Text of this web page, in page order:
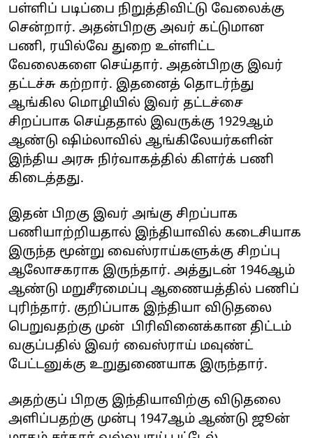
பள்ளிப் படிப்பை நிறுத்திவிட்டு வேலைக்கு
சென்றார். அதன்பிறகு அவர் கட்டுமான
பணி, ரயில்வே துறை உள்ளிட்ட
வேலைகளை செய்தார். அதன்பிறகு இவர்
தட்டச்சு கற்றார். இதனைத் தொடர்ந்து
ஆங்கில மொழியில் இவர் தட்டச்சை
சிறப்பாக செய்ததால் இவருக்கு 1929ஆம்
ஆண்டு ஷிம்லாவில் ஆங்கிலேயர்களின்
இந்திய அரசு நிர்வாகத்தில் கிளர்க் பணி
கிடைத்தது.
இதன் பிறகு இவர் அங்கு சிறப்பாக
பணியாற்றியதால் இந்தியாவில் கடைசியாக
இருந்த மூன்று வைஸ்ராய்களுக்கு சிறப்பு
ஆலோசகராக இருந்தார். அத்துடன் 1946ஆம்
ஆண்டு மறுசீரமைப்பு ஆணையத்தில் பணிப்
புரிந்தார். குறிப்பாக இந்தியா விடுதலை
பெறுவதற்கு முன் பிரிவினைக்கான திட்டம்
வகுப்பதில் இவர் வைஸ்ராய் மவுண்ட்
பேட்டனுக்கு உறுதுணையாக இருந்தார்.
அதற்குப் பிறகு இந்தியாவிற்கு விடுதலை
அளிப்பதற்கு முன்பு 1947ஆம் ஆண்டு ஜூன்